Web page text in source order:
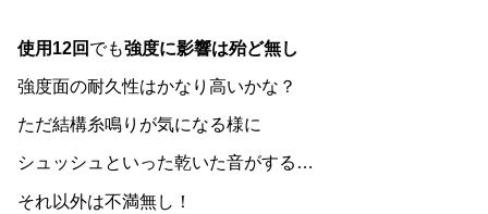
使用12回 でも強度に影響は殆ど無し
強度面の耐久性はかなり高いかな？
ただ結構糸鳴りが気になる様に
シュッシュといった乾いた音がする…
それ以外は不満無し！